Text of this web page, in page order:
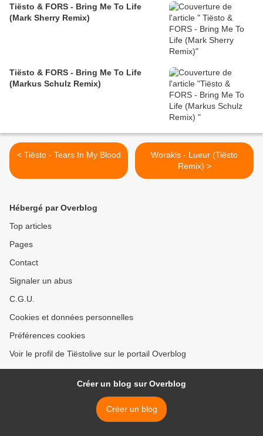
Tiësto & FORS - Bring Me To Life
(Mark Sherry Remix)
Tiësto & FORS - Bring Me To Life
(Markus Schulz Remix)
< Tiësto - Tears In My Blood
Worakls - Lueur (Tiësto
Remix) >
Hébergé par Overblog
Top articles
Pages
Contact
Signaler un abus
C.G.U.
Cookies et données personnelles
Préférences cookies
Voir le profil de Tiëstolive sur le portail Overblog
Créer un blog sur Overblog
Créer un blog